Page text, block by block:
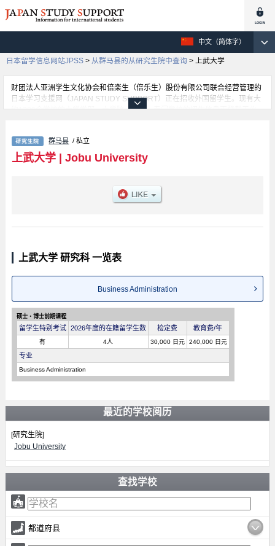
中文（简体字）
日本留学信息网站JPSS > 从群马县的从研究生院中查询 > 上武大学
财团法人亚洲学生文化协会和倍楽生（倍乐生）股份有限公司联合经营管理的
日本学习支援网（JAPAN STUDY SUPPORT）正在招收外国留学生。现有大
约1300个学校的大学学部、大学院、短大、专门学校的招生信息正登载于此
科的不同信息。招收名额、合格人数等考试信息，以及设施介绍、联系方式等
外国留学生必要的信息都登载于此，请务必查阅和利用此网。
群马县 / 私立
上武大学| Jobu University
上武大学 研究科 一览表
Business Administration
硕士・博士前期课程
留学生特别考试 2026年度的在籍留学生数 检定费 教育费/年
有 4人 30,000 日元 240,000 日元
专业
Business Administration
最近的学校阅历
[研究生院]
Jobu University
查找学校
都道府县